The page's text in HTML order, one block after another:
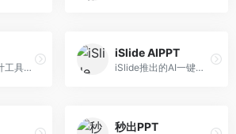
AI演示文稿设计工具，专注于自动化设计排版。面向职场人士，提供智能排版、模板选择、设计优化等服务，设计美观度高。
iSlide AIPPT
iSlide推出的AI一键设计精美PPT工具。面向PPT设计用户，提供模板库、内容生成、设计优化等服务，与iSlide插件深度整合。
秒出PPT